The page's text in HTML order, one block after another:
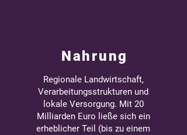
Nahrung
Regionale Landwirtschaft,
Verarbeitungsstrukturen und
lokale Versorgung. Mit 20
Milliarden Euro ließe sich ein
erheblicher Teil (bis zu einem